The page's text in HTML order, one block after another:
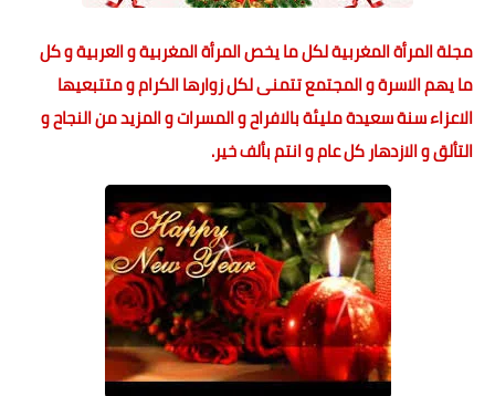
مجلة المرأة المغربية لكل ما يخص المرأة المغربية و العربية و كل
ما يهم الاسرة و المجتمع تتمنى لكل زوارها الكرام و متتبعيها
الاعزاء سنة سعيدة مليئة بالافراح و المسرات و المزيد من النجاح و
التألق و الازدهار كل عام و انتم بألف خير.